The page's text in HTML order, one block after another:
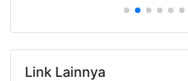
Link Lainnya